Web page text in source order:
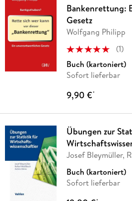
Bankenrettung:
Gesetz
Wolfgang Philipp
(1)
Buch (kartoniert)
Sofort lieferbar
9,90 €*
Übungen zur
Josef Bleymüller,
Buch (kartoniert)
Sofort lieferbar